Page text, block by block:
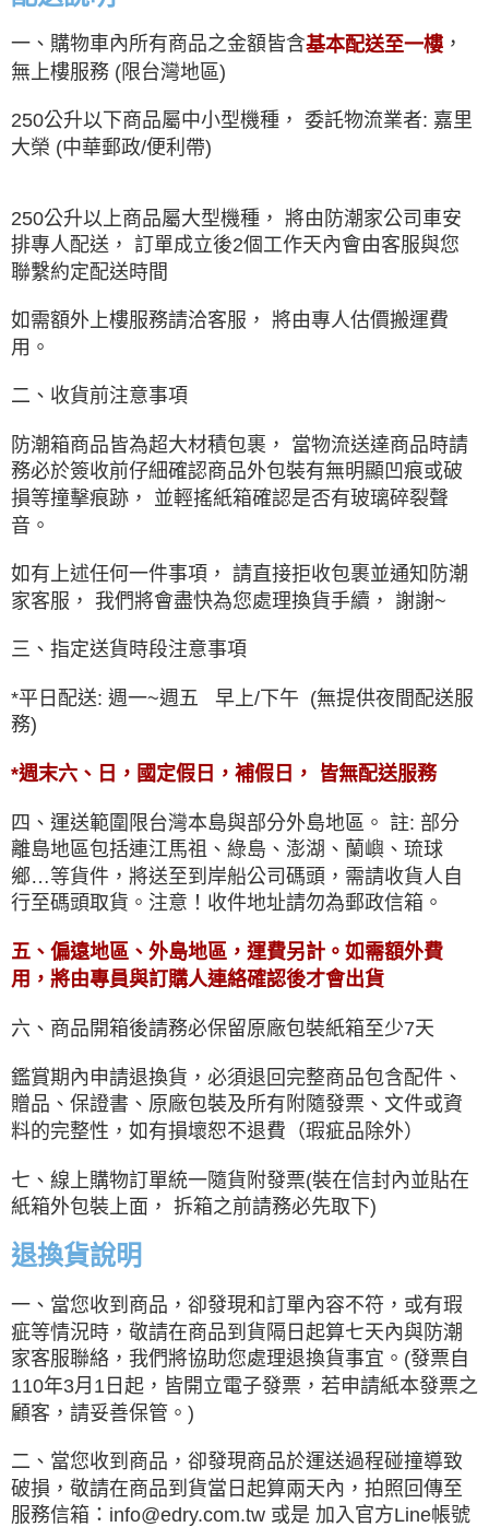
一、購物車內所有商品之金額皆含基本配送至一樓 ，
無上樓服務 (限台灣地區)
250公升以下商品屬中小型機種， 委託物流業者: 嘉里
大榮 (中華郵政/便利帶)
250公升以上商品屬大型機種， 將由防潮家公司車安
排專人配送， 訂單成立後2個工作天內會由客服與您
聯繫約定配送時間
如需額外上樓服務請洽客服， 將由專人估價搬運費
用。
二、收貨前注意事項
防潮箱商品皆為超大材積包裹， 當物流送達商品時請
務必於簽收前仔細確認商品外包裝有無明顯凹痕或破
損等撞擊痕跡， 並輕搖紙箱確認是否有玻璃碎裂聲
音。
如有上述任何一件事項， 請直接拒收包裹並通知防潮
家客服， 我們將會盡快為您處理換貨手續 ， 謝謝~
三、指定送貨時段注意事項
*平日配送: 週一~週五 早上/下午 (無提供夜間配送服
務)
*週末六、日，國定假日，補假日， 皆無配送服務
四、運送範圍限台灣本島與部分外島地區。 註: 部分
離島地區包括連江馬祖、綠島、澎湖、蘭嶼、琉球
鄉…等貨件，將送至到岸船公司碼頭，需請收貨人自
行至碼頭取貨。注意！收件地址請勿為郵政信箱。
五、偏遠地區、外島地區，運費另計。如需額外費
用，將由專員與訂購人連絡確認後才會出貨
六、商品開箱後請務必保留原廠包裝紙箱至少7天
鑑賞期內申請退換貨，必須退回完整商品包含配件、
贈品、保證書、原廠包裝及所有附隨發票、文件或資
料的完整性，如有損壞恕不退費（瑕疵品除外）
七、線上購物訂單統一隨貨附發票(裝在信封內並貼在
紙箱外包裝上面， 拆箱之前請務必先取下)
退換貨說明
一、當您收到商品，卻發現和訂單內容不符，或有瑕
疵等情況時，敬請在商品到貨隔日起算七天內與防潮
家客服聯絡，我們將協助您處理退換貨事宜。(發票自
110年3月1日起，皆開立電子發票，若申請紙本發票之
顧客，請妥善保管。)
二、當您收到商品，卻發現商品於運送過程碰撞導致
破損，敬請在商品到貨當日起算兩天內，拍照回傳至
服務信箱：info@edry.com.tw 或是 加入官方Line帳號